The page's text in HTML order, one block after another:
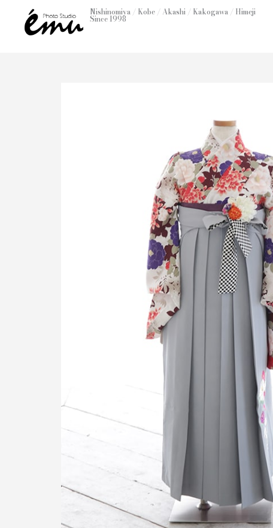
Nishinomiya / Kobe / Akashi / Kakogawa / Himeji
Since 1998